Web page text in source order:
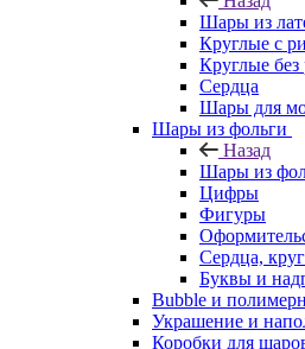
Шары из
Круглые с
Круглые без
Сердца
Шары для
Шары из фольги
Назад
Шары из
Цифры
Фигуры
Сердца,
Буквы и
Bubble и
Украшение и
Коробки для